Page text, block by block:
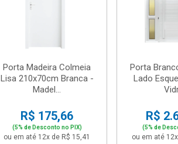
Porta Madeira Colmeia
Lisa 210x70cm Branca -
Madel...
R$ 175,66
(5% de Desconto no PIX)
ou em até 12x de R$ 15,41
Porta
Lado
R$
(5% de
ou em até